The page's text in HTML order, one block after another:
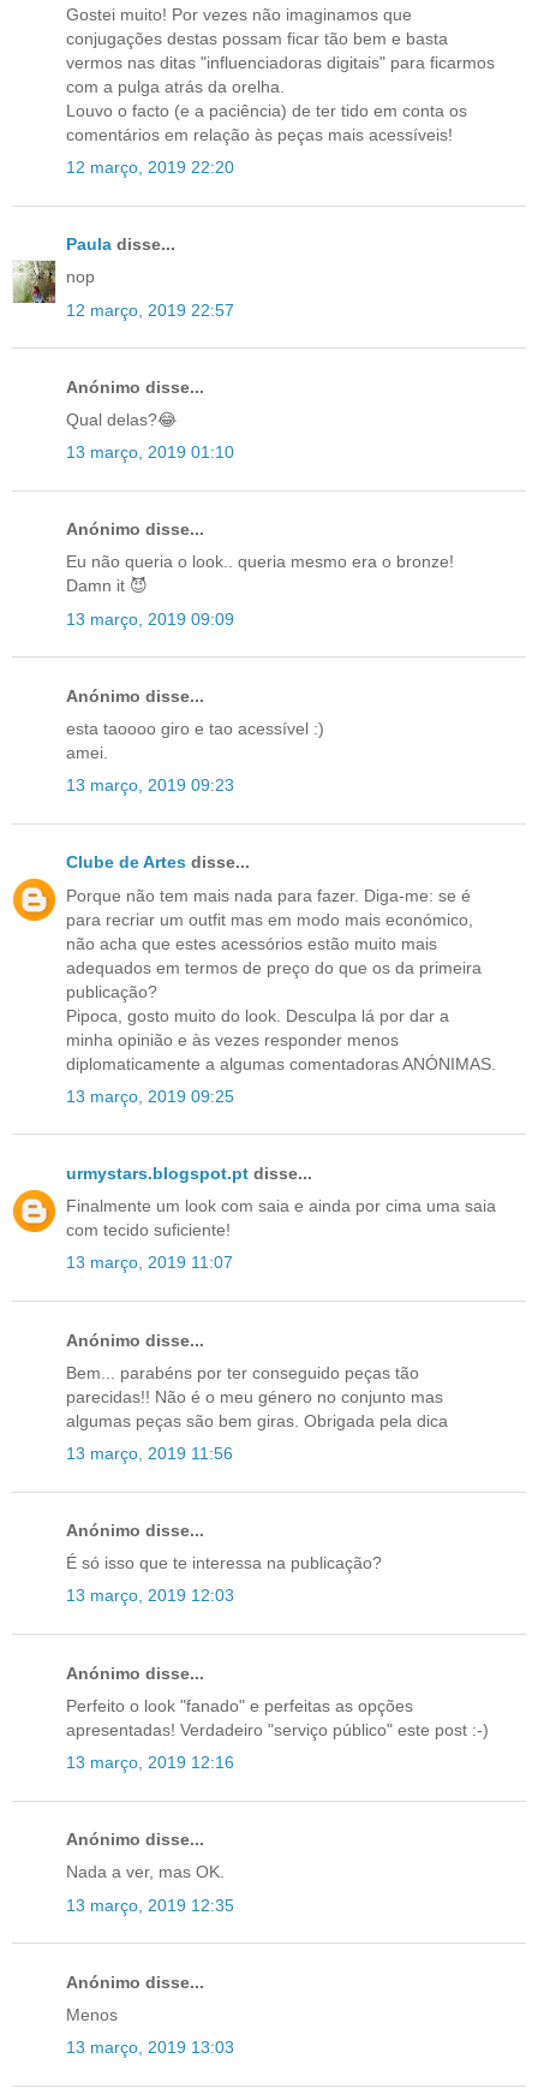
Gostei muito! Por vezes não imaginamos que
conjugações destas possam ficar tão bem e basta
vermos nas ditas "influenciadoras digitais" para ficarmos
com a pulga atrás da orelha.
Louvo o facto (e a paciência) de ter tido em conta os
comentários em relação às peças mais acessíveis!
12 março, 2019 22:20
Paula disse...
nop
12 março, 2019 22:57
Anónimo disse...
Qual delas?😂
13 março, 2019 01:10
Anónimo disse...
Eu não queria o look.. queria mesmo era o bronze!
Damn it 😈
13 março, 2019 09:09
Anónimo disse...
esta taoooo giro e tao acessível :)
amei.
13 março, 2019 09:23
Clube de Artes disse...
Porque não tem mais nada para fazer. Diga-me: se é
para recriar um outfit mas em modo mais económico,
não acha que estes acessórios estão muito mais
adequados em termos de preço do que os da primeira
publicação?
Pipoca, gosto muito do look. Desculpa lá por dar a
minha opinião e às vezes responder menos
diplomaticamente a algumas comentadoras ANÓNIMAS.
13 março, 2019 09:25
urmystars.blogspot.pt disse...
Finalmente um look com saia e ainda por cima uma saia
com tecido suficiente!
13 março, 2019 11:07
Anónimo disse...
Bem... parabéns por ter conseguido peças tão
parecidas!! Não é o meu género no conjunto mas
algumas peças são bem giras. Obrigada pela dica
13 março, 2019 11:56
Anónimo disse...
É só isso que te interessa na publicação?
13 março, 2019 12:03
Anónimo disse...
Perfeito o look "fanado" e perfeitas as opções
apresentadas! Verdadeiro "serviço público" este post :-)
13 março, 2019 12:16
Anónimo disse...
Nada a ver, mas OK.
13 março, 2019 12:35
Anónimo disse...
Menos
13 março, 2019 13:03